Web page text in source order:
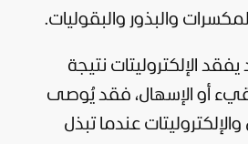
والبذور والبقوليات.
الإلكتروليتات نتيجة
أو الإسهال، فقد يُوصى
والإلكتروليتات عندما تبذل